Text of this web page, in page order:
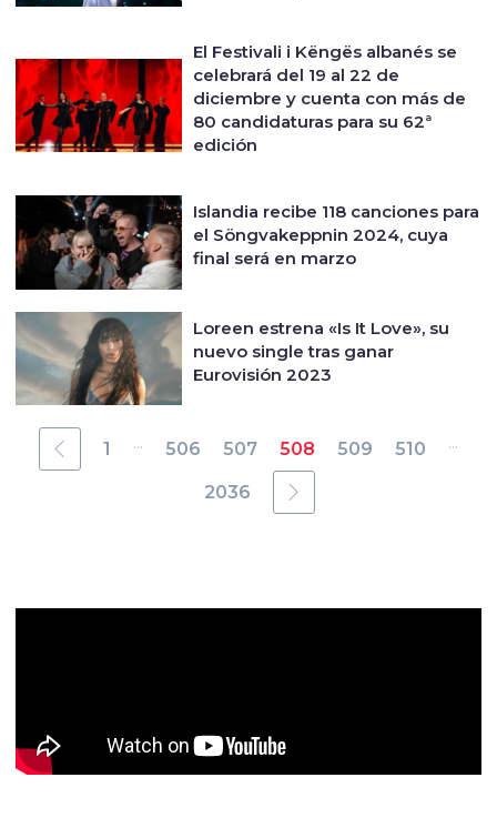
El Festivali i Këngës albanés se
celebrará del 19 al 22 de
diciembre y cuenta con más de
80 candidaturas para su 62ª
edición
Islandia recibe 118 canciones para
el Söngvakeppnin 2024, cuya
final será en marzo
Loreen estrena «Is It Love», su
nuevo single tras ganar
Eurovisión 2023
1 ... 506 507 508 509 510 ...
2036